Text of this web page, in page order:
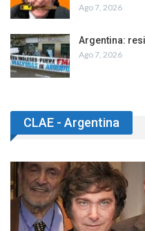
Ago 7, 2026
Argentina:
Ago 7, 2026
CLAE - Argentina